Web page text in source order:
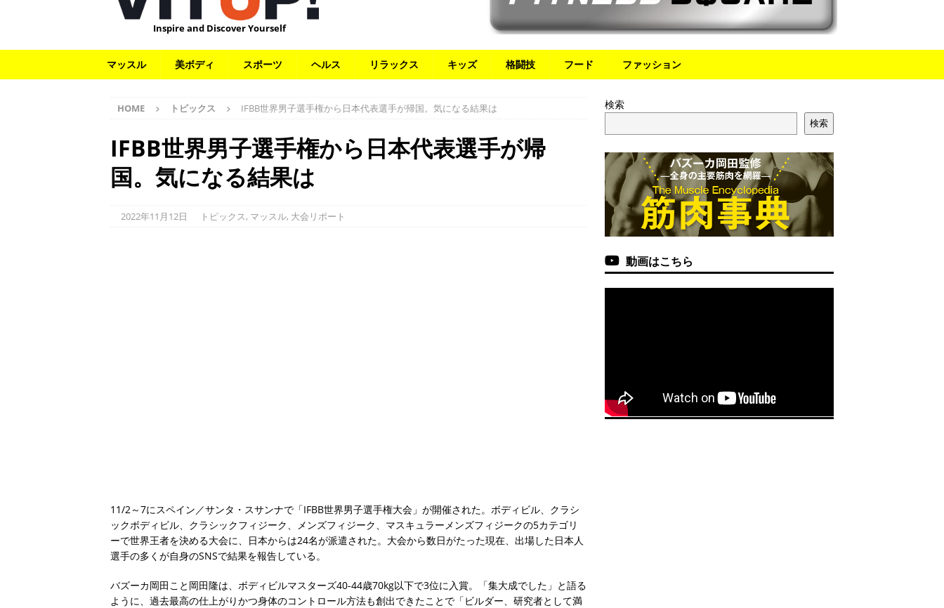
Inspire and Discover Yourself
マッスル 美ボディ スポーツ ヘルス リラックス キッズ 格闘技 フード ファッション
HOME トピックス IFBB世界男子選手権から日本代表選手が帰国。気になる結果は
IFBB世界男子選手権から日本代表選手が帰
国。気になる結果は
2022年11月12日 トピックス, マッスル, 大会リポート
11/2～7にスペイン／サンタ・スサンナで「IFBB世界男子選手権大会」が開催された。ボディビル、クラシ
ックボディビル、クラシックフィジーク、メンズフィジーク、マスキュラーメンズフィジークの5カテゴリ
ーで世界王者を決める大会に、日本からは24名が派遣された。大会から数日がたった現在、出場した日本人
選手の多くが自身のSNSで結果を報告している。
バズーカ岡田こと岡田隆は、ボディビルマスターズ40-44歳70kg以下で3位に入賞。「集大成でした」と語る
ように、過去最高の仕上がりかつ身体のコントロール方法も創出できたことで「ビルダー、研究者として満
検索
検索
動画はこちら